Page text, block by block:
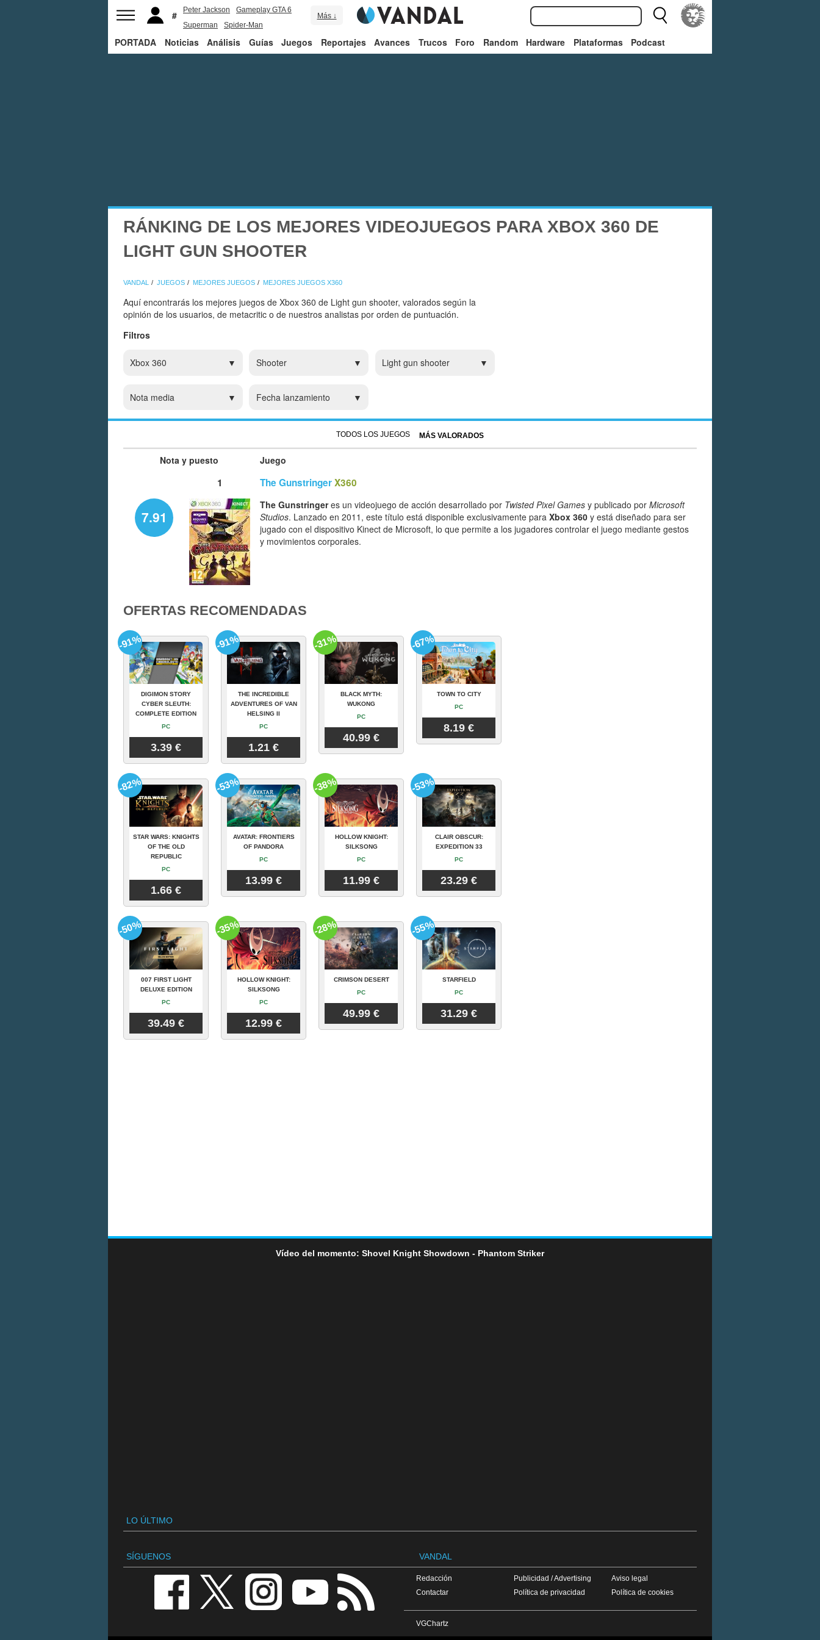
Peter Jackson
Gameplay GTA 6
Superman
Spider-Man
Más ↓
PORTADA Noticias Análisis Guías Juegos Reportajes Avances Trucos Foro Random Hardware Plataformas Podcast
RÁNKING DE LOS MEJORES VIDEOJUEGOS PARA XBOX 360 DE
LIGHT GUN SHOOTER
VANDAL JUEGOS MEJORES JUEGOS MEJORES JUEGOS X360
Aquí encontrarás los mejores juegos de Xbox 360 de Light gun shooter, valorados según la
opinión de los usuarios, de metacritic o de nuestros analistas por orden de puntuación.
Filtros
Xbox 360 Shooter Light gun shooter
Nota media Fecha lanzamiento
TODOS LOS JUEGOS MÁS VALORADOS
Nota y puesto Juego
1 The GunstringerX360
7.91
The Gunstringeres un videojuego de acción desarrollado por Twisted Pixel Games y publicado por Microsoft
Studios. Lanzado en 2011, este título está disponible exclusivamente para Xbox 360 y está diseñado para ser
jugado con el dispositivo Kinect de Microsoft, lo que permite a los jugadores controlar el juego mediante gestos
y movimientos corporales.
OFERTAS RECOMENDADAS
DIGIMON STORY
CYBER SLEUTH:
COMPLETE EDITION
PC
3.39 €
-91%
THE INCREDIBLE
ADVENTURES OF VAN
HELSING II
PC
1.21 €
-91%
BLACK MYTH:
WUKONG
PC
40.99 €
-31%
TOWN TO CITY
PC
8.19 €
-67%
STAR WARS: KNIGHTS
OF THE OLD
REPUBLIC
PC
1.66 €
-82%
AVATAR: FRONTIERS
OF PANDORA
PC
13.99 €
-53%
HOLLOW KNIGHT:
SILKSONG
PC
11.99 €
-38%
CLAIR OBSCUR:
EXPEDITION 33
PC
23.29 €
-53%
007 FIRST LIGHT
DELUXE EDITION
PC
39.49 €
-50%
HOLLOW KNIGHT:
SILKSONG
PC
12.99 €
-35%
CRIMSON DESERT
PC
49.99 €
-28%
STARFIELD
PC
31.29 €
-55%
Vídeo del momento: Shovel Knight Showdown - Phantom Striker
LO ÚLTIMO
SÍGUENOS VANDAL
Redacción
Contactar
Publicidad / Advertising
Política de privacidad
Aviso legal
Política de cookies
VGChartz